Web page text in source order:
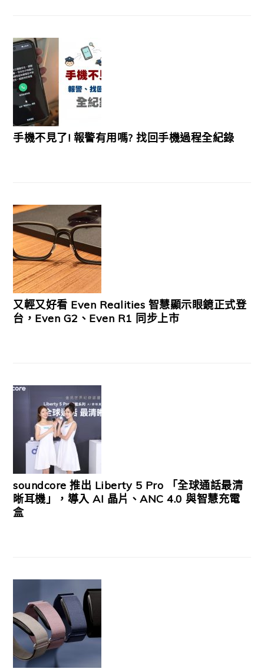
手機不見了! 報警有用嗎? 找回手機過程全紀錄
又輕又好看 Even Realities 智慧顯示眼鏡正式登
台，Even G2、Even R1 同步上市
soundcore 推出 Liberty 5 Pro 「全球通話最清
晰耳機」，導入 AI 晶片、ANC 4.0 與智慧充電
盒